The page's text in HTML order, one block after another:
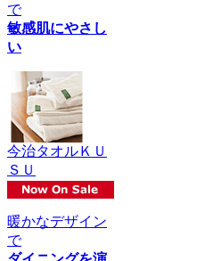
で
敏感肌にやさし
い
今治タオルＫＵ
ＳＵ
暖かなデザイン
で